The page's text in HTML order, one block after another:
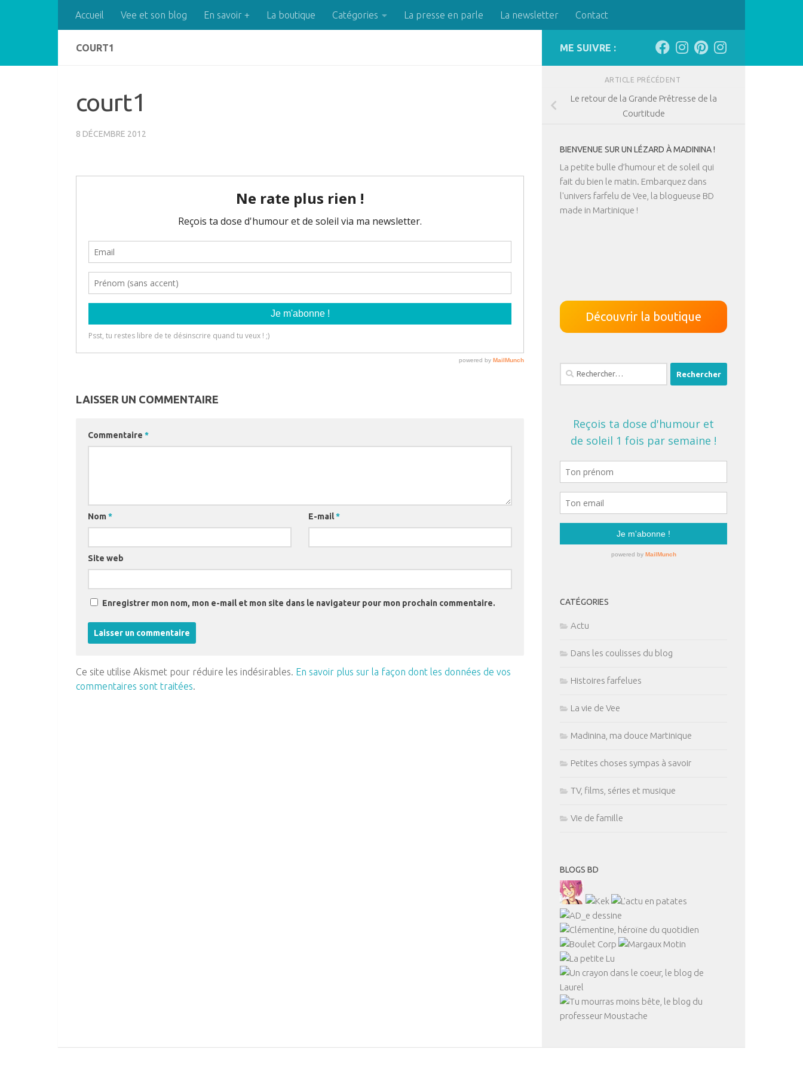
Skip to contentAccueil Vee et son blog En savoir + La boutique Catégories La presse en parle La newsletter Contact
COURT1
court1
8 DÉCEMBRE 2012
LAISSER UN COMMENTAIRE
Commentaire *
Nom * E-mail*
Site web
Enregistrer mon nom, mon e-mail et mon site dans le navigateur pour mon prochain commentaire.
Ce site utilise Akismet pour réduire les indésirables. En savoir plus sur la façon dont les données de vos
commentaires sont traitées.
ME SUIVRE :
ARTICLE PRÉCÉDENT
Le retour de la Grande Prêtresse de la
Courtitude
BIENVENUE SUR UN LÉZARD À MADININA !
La petite bulle d’humour et de soleil qui
fait du bien le matin. Embarquez dans
l'univers farfelu de Vee, la blogueuse BD
made in Martinique !
Découvrir la boutique
Rechercher :
CATÉGORIES
Actu
Dans les coulisses du blog
Histoires farfelues
La vie de Vee
Madinina, ma douce Martinique
Petites choses sympas à savoir
TV, films, séries et musique
Vie de famille
BLOGS BD